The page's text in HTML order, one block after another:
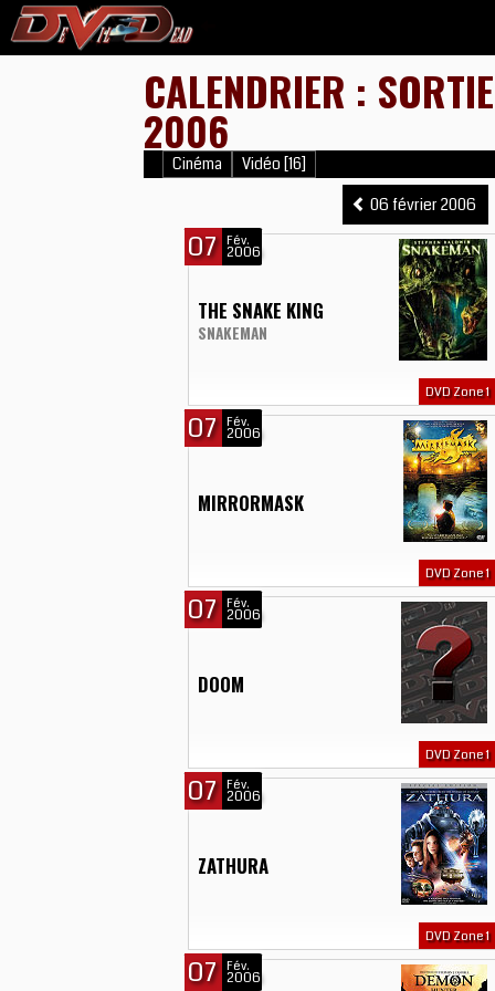
CALENDRIER :
2006
Cinéma Vidéo [16]
06 février 2006
07 Fév.
2006
THE SNAKE KING
SNAKEMAN
DVD Zone 1
07 Fév.
2006
MIRRORMASK
DVD Zone 1
07 Fév.
2006
DOOM
DVD Zone 1
07 Fév.
2006
ZATHURA
DVD Zone 1
07 Fév.
2006